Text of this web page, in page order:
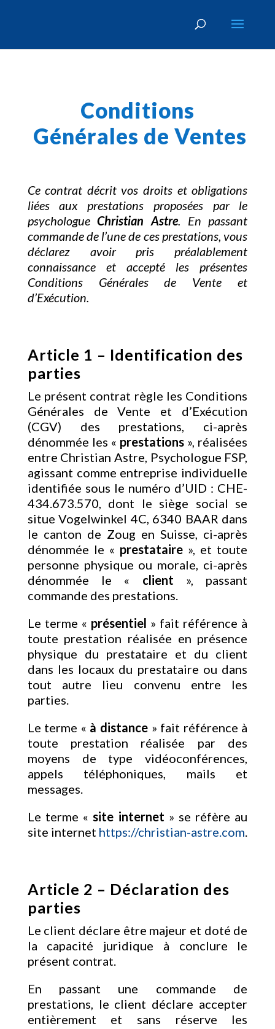
Conditions
Générales de Ventes
Ce contrat décrit vos droits et obligations
liées aux prestations proposées par le
psychologueChristian Astre. En passant
commande de l’une de ces prestations, vous
déclarez avoir pris préalablement
connaissance et accepté les présentes
Conditions Générales de Vente et
d’Exécution.
Article 1 – Identification des
parties
Le présent contrat règle les Conditions
Générales de Vente et d’Exécution
(CGV) des prestations, ci-après
dénommée les « prestations », réalisées
entre Christian Astre, Psychologue FSP,
agissant comme entreprise individuelle
identifiée sous le numéro d’UID : CHE-
434.673.570, dont le siège social se
situe Vogelwinkel 4C, 6340 BAAR dans
le canton de Zoug en Suisse, ci-après
dénommée le « prestataire », et toute
personne physique ou morale, ci-après
dénommée le « client », passant
commande des prestations.
Le terme « présentiel » fait référence à
toute prestation réalisée en présence
physique du prestataire et du client
dans les locaux du prestataire ou dans
tout autre lieu convenu entre les
parties.
Le terme « à distance » fait référence à
toute prestation réalisée par des
moyens de type vidéoconférences,
appels téléphoniques, mails et
messages.
Le terme «site internet » se réfère au
site internet https://christian-astre.com.
Article 2 – Déclaration des
parties
Le client déclare être majeur et doté de
la capacité juridique à conclure le
présent contrat.
En passant une commande de
prestations, le client déclare accepter
entièrement et sans réserve les